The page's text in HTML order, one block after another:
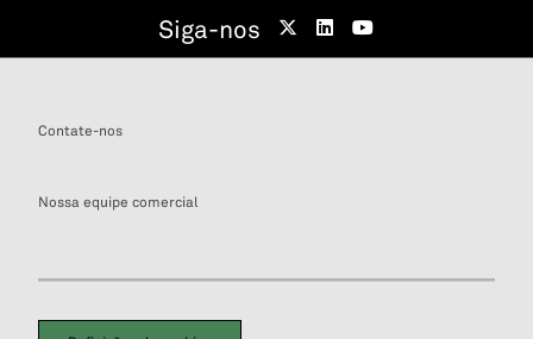
Siga-nos
Contate-nos
Nossa equipe comercial